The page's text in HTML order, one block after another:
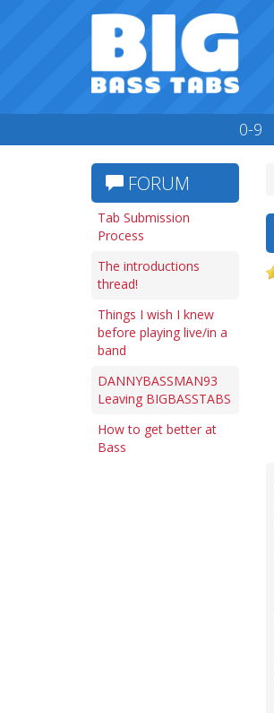
0-9
FORUM
Tab Submission
Process
The introductions
thread!
Things I wish I knew
before playing live/in a
band
DANNYBASSMAN93
Leaving BIGBASSTABS
How to get better at
Bass